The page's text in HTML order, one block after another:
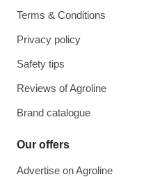
Terms & Conditions
Privacy policy
Safety tips
Reviews of Agroline
Brand catalogue
Our offers
Advertise on Agroline